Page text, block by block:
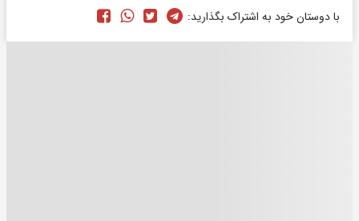
با دوستان خود به اشتراک بگذارید: